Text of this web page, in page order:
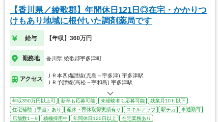
【香川県／綾歌郡】年間休日121日◎在宅・かかりつ
けもあり地域に根付いた調剤薬局です
給与 【年収】360万円
勤務地 香川県 綾歌郡宇多津町
アクセス
ＪＲ本四備讃線(児島－宇多津) 宇多津駅
ＪＲ予讃線(高松－宇和島) 宇多津駅
年収350万円以上可 新卒も応募可能 未経験者も応募可能
残業月10ｈ以下
住宅補助（手当）あり
産休・育休取得実績有り スキルアップ 駅チカ
車通勤可
店舗数1～9
積極採用中 年間休日120日以上 在宅業務あり